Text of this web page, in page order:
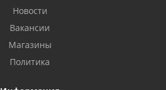
Новости
Вакансии
Магазины
Политика